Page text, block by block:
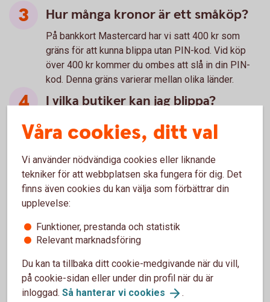
Hur många kronor är ett småköp?
På bankkort Mastercard har vi satt 400 kr som
gräns för att kunna blippa utan PIN-kod. Vid köp
över 400 kr kommer du ombes att slå in din PIN-
kod. Denna gräns varierar mellan olika länder.
I vilka butiker kan jag blippa?
För att du ska kunna blippa ditt kort i butik behöver
terminalen stödja kontaktlösa köp. Än så länge går
kontaktlösa betalningar när du ska betala.
Finns risken att jag blippar av
misstag om jag är nära en terminal?
Nej, kortet ska vara intill terminalen för att
transaktionen ska gå igenom.
Jag vill inte blippa! Hur gör jag?
Ring Spärrservice så tar de bort funktionen från ditt
kort.
Våra cookies, ditt val
Vi använder nödvändiga cookies eller liknande
tekniker för att webbplatsen ska fungera för dig. Det
finns även cookies du kan välja som förbättrar din
upplevelse:
Funktioner, prestanda och statistik
Relevant marknadsföring
Du kan ta tillbaka ditt cookie-medgivande när du vill,
på cookie-sidan eller under din profil när du är
inloggad. Så hanterar vi cookies .